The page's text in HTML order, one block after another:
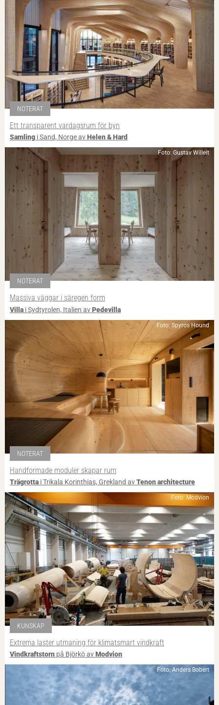
NOTERAT
Ett transparent vardagsrum för byn
Samling i Sand, Norge avHelen & Hard
Foto: Gustav Willeit
NOTERAT
Massiva väggar i säregen form
Villa i Sydtyrolen, Italien avPedevilla
Foto: Spyros Hound
NOTERAT
Handformade moduler skapar rum
Trägrotta i Trikala Korinthias, Grekland avTenon architecture
Foto: Modvion
KUNSKAP
Extrema laster utmaning för klimatsmart vindkraft
Vindkraftstorn på Björkö avModvion
Foto: Anders Bobert